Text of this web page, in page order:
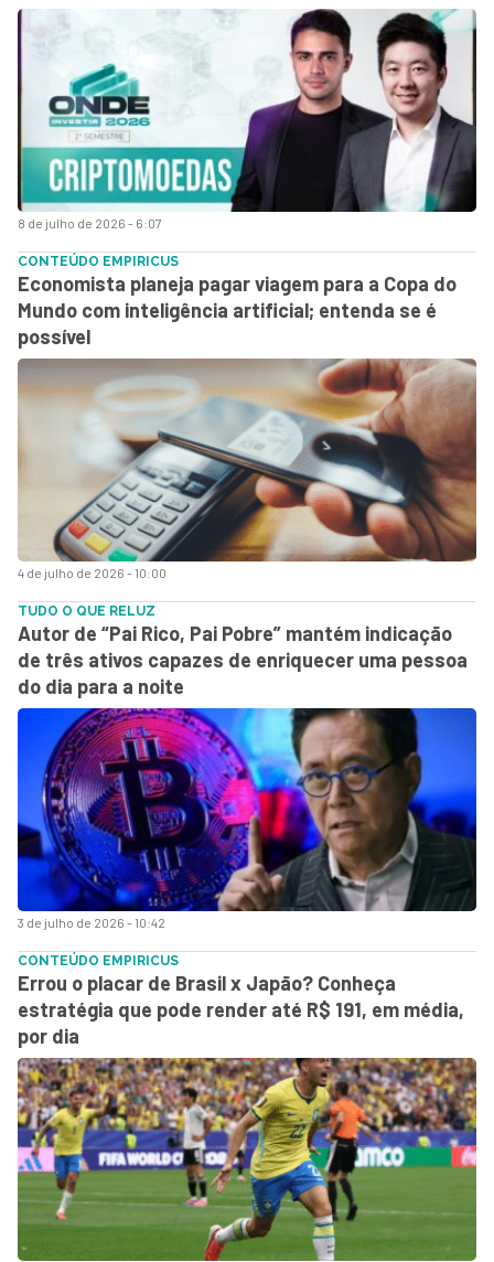
8 de julho de 2026 - 6:07
4 de julho de 2026 - 10:00
CONTEÚDO EMPIRICUS
Economista planeja pagar viagem para a Copa do
Mundo com inteligência artificial; entenda se é
possível
3 de julho de 2026 - 10:42
TUDO O QUE RELUZ
Autor de “Pai Rico, Pai Pobre” mantém indicação
de três ativos capazes de enriquecer uma pessoa
do dia para a noite
CONTEÚDO EMPIRICUS
Errou o placar de Brasil x Japão? Conheça
estratégia que pode render até R$ 191, em média,
por dia